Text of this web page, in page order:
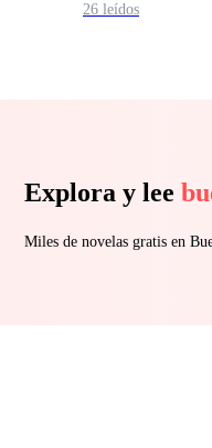
26 leídos
Explora y lee
Miles de novelas gratis en